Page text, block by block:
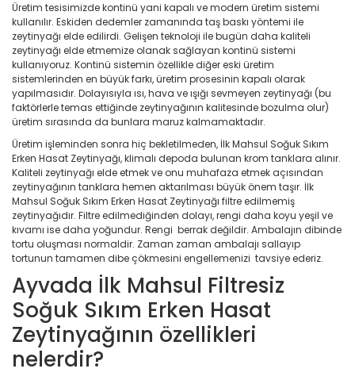
Üretim tesisimizde kontinü yani kapalı ve modern üretim sistemi
kullanılır. Eskiden dedemler zamanında taş baskı yöntemi ile
zeytinyağı elde edilirdi. Gelişen teknoloji ile bugün daha kaliteli
zeytinyağı elde etmemize olanak sağlayan kontinü sistemi
kullanıyoruz. Kontinü sistemin özellikle diğer eski üretim
sistemlerinden en büyük farkı, üretim prosesinin kapalı olarak
yapılmasıdır. Dolayısıyla ısı, hava ve ışığı sevmeyen zeytinyağı (bu
faktörlerle temas ettiğinde zeytinyağının kalitesinde bozulma olur)
üretim sırasında da bunlara maruz kalmamaktadır.
Üretim işleminden sonra hiç bekletilmeden, İlk Mahsul Soğuk Sıkım
Erken Hasat Zeytinyağı, klimalı depoda bulunan krom tanklara alınır.
Kaliteli zeytinyağı elde etmek ve onu muhafaza etmek açısından
zeytinyağının tanklara hemen aktarılması büyük önem taşır. İlk
Mahsul Soğuk Sıkım Erken Hasat Zeytinyağı filtre edilmemiş
zeytinyağıdır. Filtre edilmediğinden dolayı, rengi daha koyu yeşil ve
kıvamı ise daha yoğundur. Rengi berrak değildir. Ambalajın dibinde
tortu oluşması normaldir. Zaman zaman ambalajı sallayıp
tortunun tamamen dibe çökmesini engellemenizi tavsiye ederiz.
Ayvada İlk Mahsul Filtresiz
Soğuk Sıkım Erken Hasat
Zeytinyağının özellikleri
nelerdir?